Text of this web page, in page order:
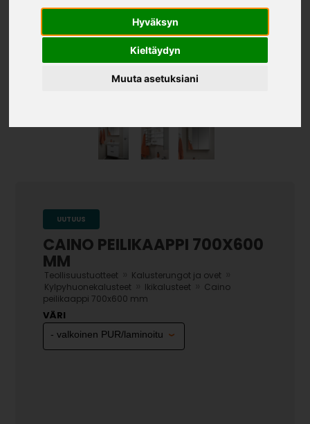
Hyväksyn
Kieltäydyn
Muuta asetuksiani
UUTUUS
CAINO PEILIKAAPPI 700X600
MM
Teollisuustuotteet Kalusterungot ja ovet
Kylpyhuonekalusteet Ikikalusteet
Caino
peilikaappi 700x600 mm
VÄRI